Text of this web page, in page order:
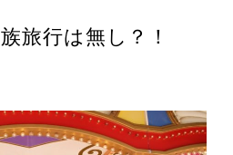
旅行は無し？！